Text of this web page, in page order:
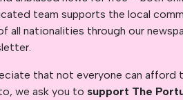
team supports the local
all nationalities through our
that not everyone can afford
we ask you to support The